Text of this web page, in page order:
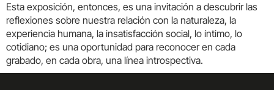
Esta exposición, entonces, es una invitación a descubrir las
reflexiones sobre nuestra relación con la naturaleza, la
experiencia humana, la insatisfacción social, lo íntimo, lo
cotidiano; es una oportunidad para reconocer en cada
grabado, en cada obra, una línea introspectiva.